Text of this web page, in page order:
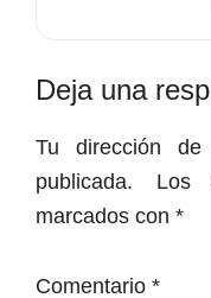
con
los
lectores
Deja una
Tu dirección
publicada.
Los
marcados con *
Comentario *